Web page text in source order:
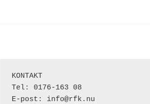
KONTAKT
Tel: 0176-163 08
E-post: info@rfk.nu